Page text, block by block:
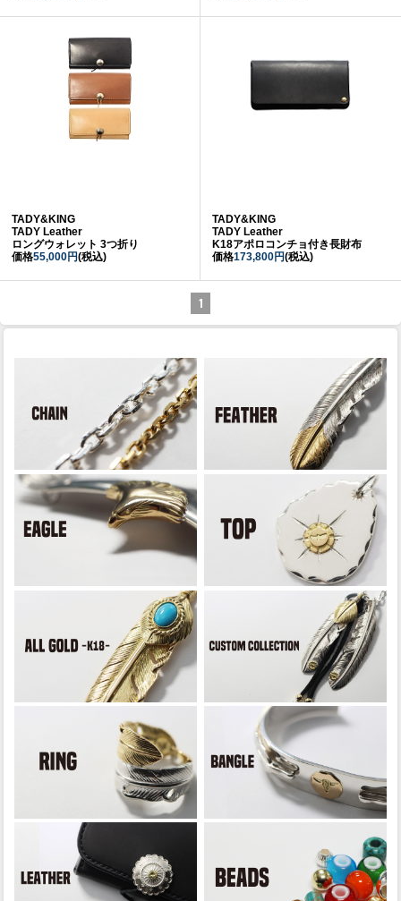
TADY&KING
TADY Leather
ロングウォレット 3つ折り
価格55,000円(税込)
TADY&KING
TADY Leather
K18アポロコンチョ付き長財布
価格173,800円(税込)
1